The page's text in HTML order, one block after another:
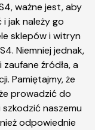
ważne jest, aby
jak należy go
sklepów i witryn
Niemniej jednak,
źródła, a
Pamiętajmy, że
prowadzić do
naszemu
odpowiednie